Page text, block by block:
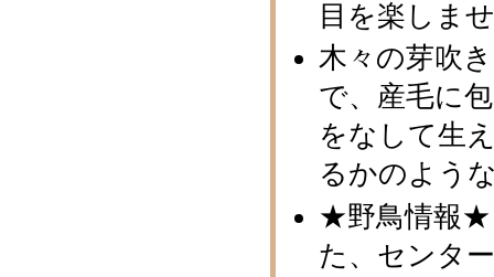
目を楽しま
木々の芽吹
で、産毛に
をなして生
るかのよう
★野鳥情報★
た、センタ